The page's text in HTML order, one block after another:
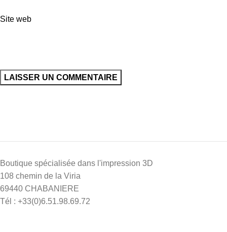
Site web
Boutique spécialisée dans l'impression 3D
108 chemin de la Viria
69440 CHABANIERE
Tél : +33(0)6.51.98.69.72